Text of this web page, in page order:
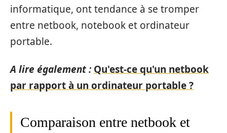
informatique, ont tendance à se tromper
entre netbook, notebook et ordinateur
portable.
A lire également : Qu'est-ce qu'un netbook
par rapport à un ordinateur portable ?
Comparaison entre netbook et